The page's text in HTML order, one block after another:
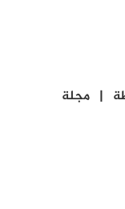
محفوظة | مجلة